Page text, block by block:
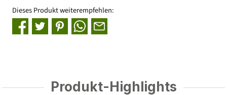
Dieses Produkt weiterempfehlen:
Produkt-Highlights